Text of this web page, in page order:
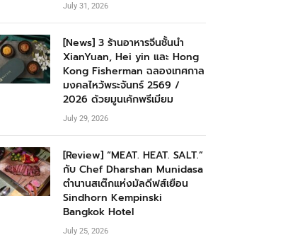
July 31, 2026
[News] 3 ร้านอาหารจีนชั้นนำ
XianYuan, Hei yin และ Hong
Kong Fisherman ฉลองเทศกาล
มงคลไหว้พระจันทร์ 2569 /
2026 ด้วยมูนเค้กพรีเมียม
July 29, 2026
[Review] “MEAT. HEAT. SALT.”
กับ Chef Dharshan Munidasa
ตำนานสเต๊กแห่งมัลดีฟส์เยือน
Sindhorn Kempinski
Bangkok Hotel
July 25, 2026